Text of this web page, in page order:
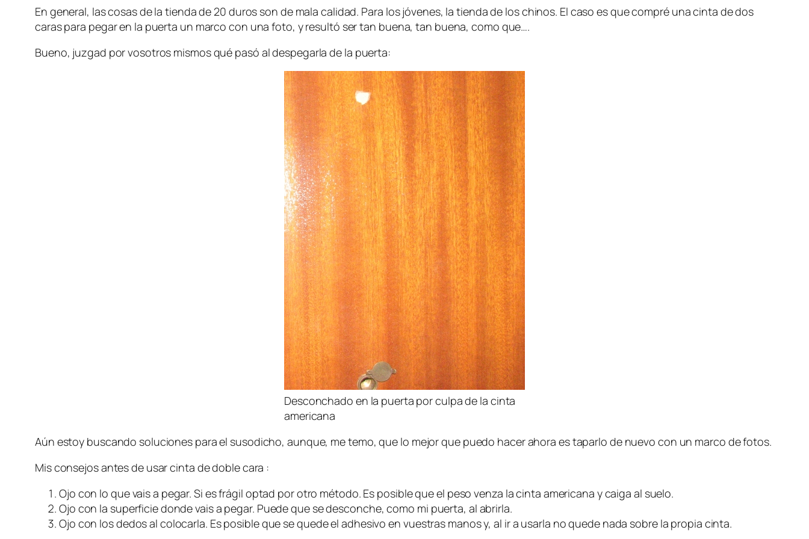
En general, las cosas de la tienda de 20 duros son de mala calidad. Para los jóvenes, la tienda de los chinos. El caso es que compré una cinta de dos
caras para pegar en la puerta un marco con una foto, y resultó ser tan buena, tan buena, como que….
Bueno, juzgad por vosotros mismos qué pasó al despegarla de la puerta:
Desconchado en la puerta por culpa de la cinta
americana
Aún estoy buscando soluciones para el susodicho, aunque, me temo, que lo mejor que puedo hacer ahora es taparlo de nuevo con un marco de fotos.
Mis consejos antes de usar cinta de doble cara :
Ojo con lo que vais a pegar. Si es frágil optad por otro método. Es posible que el peso venza la cinta americana y caiga al suelo.
Ojo con la superficie donde vais a pegar. Puede que se desconche, como mi puerta, al abrirla.
Ojo con los dedos al colocarla. Es posible que se quede el adhesivo en vuestras manos y, al ir a usarla no quede nada sobre la propia cinta.